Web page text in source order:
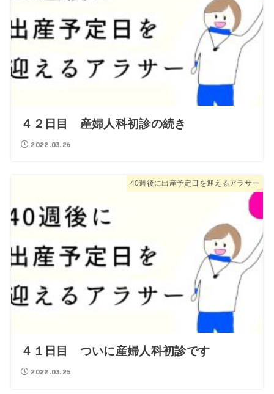
４２日目 産婦人科初診の続き
2022.03.26
40週後に出産予定日を迎えるアラサー
４１日目 ついに産婦人科初診です
2022.03.25